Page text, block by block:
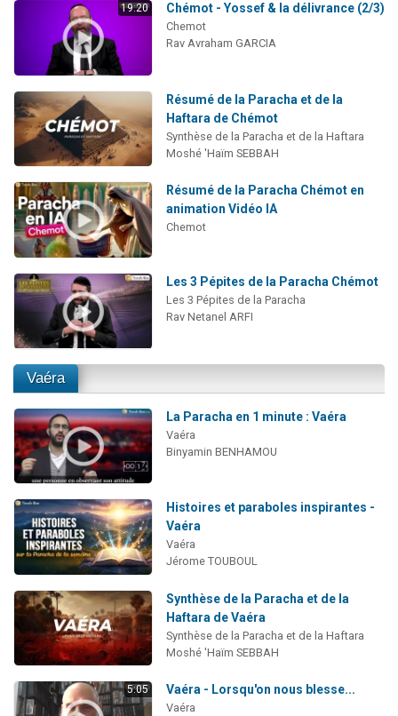
19:20 Chémot - Yossef & la délivrance (2/3)
Chemot
Rav Avraham GARCIA
Résumé de la Paracha et de la
Haftara de Chémot
Synthèse de la Paracha et de la Haftara
Moshé 'Haïm SEBBAH
Résumé de la Paracha Chémot en
animation Vidéo IA
Chemot
Les 3 Pépites de la Paracha Chémot
Les 3 Pépites de la Paracha
Rav Netanel ARFI
Vaéra
La Paracha en 1 minute : Vaéra
Vaéra
Binyamin BENHAMOU
Histoires et paraboles inspirantes -
Vaéra
Vaéra
Jérome TOUBOUL
Synthèse de la Paracha et de la
Haftara de Vaéra
Synthèse de la Paracha et de la Haftara
Moshé 'Haïm SEBBAH
5:05 Vaéra - Lorsqu'on nous blesse...
Vaéra